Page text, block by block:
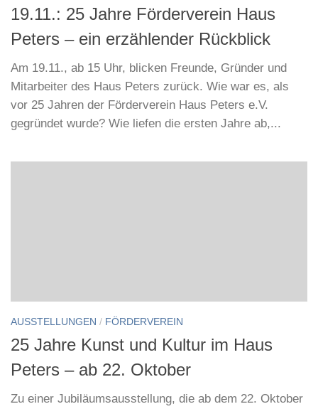
19.11.: 25 Jahre Förderverein Haus
Peters – ein erzählender Rückblick
Am 19.11., ab 15 Uhr, blicken Freunde, Gründer und
Mitarbeiter des Haus Peters zurück. Wie war es, als
vor 25 Jahren der Förderverein Haus Peters e.V.
gegründet wurde? Wie liefen die ersten Jahre ab,...
AUSSTELLUNGEN / FÖRDERVEREIN
25 Jahre Kunst und Kultur im Haus
Peters – ab 22. Oktober
Zu einer Jubiläumsausstellung, die ab dem 22. Oktober